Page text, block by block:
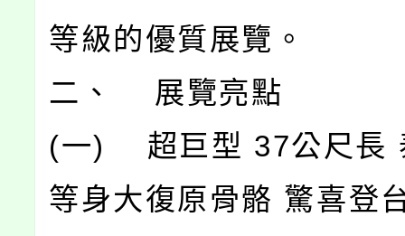
等級的優質展覽。
二、 展覽亮點
(一) 超巨型 37公尺長
等身大復原骨骼 驚喜登